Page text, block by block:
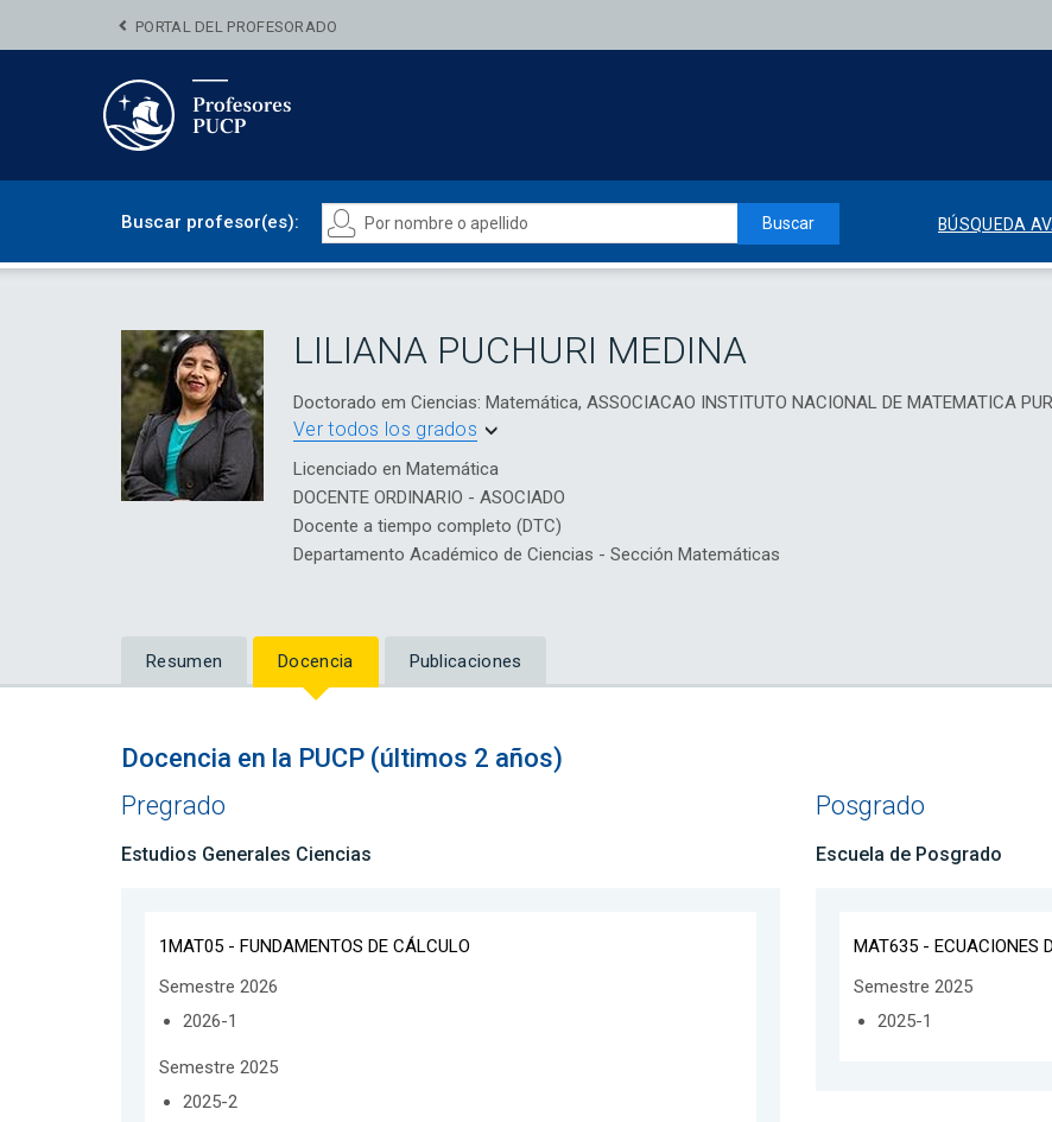
PORTAL DEL PROFESORADO
Buscar profesor(es): Buscar BÚSQUEDA
LILIANA PUCHURI MEDINA
Doctorado em Ciencias: Matemática, ASSOCIACAO INSTITUTO NACIONAL DE MATEMATICA
Ver todos los grados
Licenciado en Matemática
DOCENTE ORDINARIO - ASOCIADO
Docente a tiempo completo (DTC)
Departamento Académico de Ciencias - Sección Matemáticas
Resumen Docencia Publicaciones
Docencia en la PUCP (últimos 2 años)
Pregrado
Estudios Generales Ciencias
1MAT05 - FUNDAMENTOS DE CÁLCULO
Semestre 2026
2026-1
Semestre 2025
2025-2
Posgrado
Escuela de Posgrado
MAT635 - ECUACIONES
Semestre 2025
2025-1